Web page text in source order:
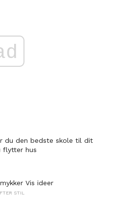
du den bedste skole til dit
flytter hus
Vis ideer
STIL